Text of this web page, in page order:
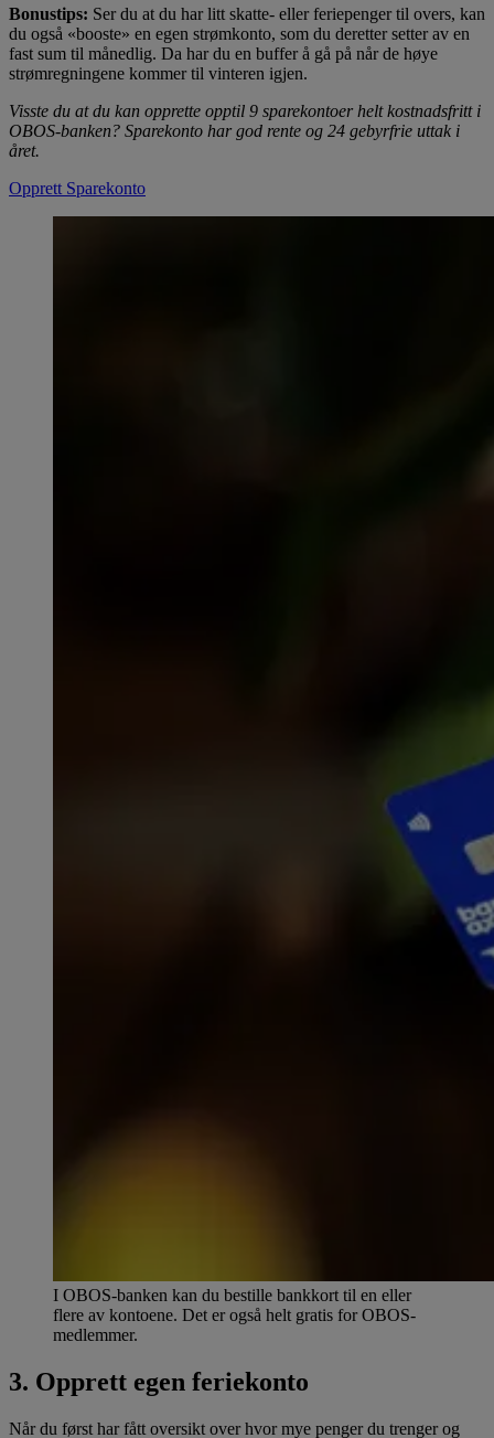
Bonustips: Ser du at du har litt skatte- eller feriepenger til overs, kan
du også «booste» en egen strømkonto, som du deretter setter av en
fast sum til månedlig. Da har du en buffer å gå på når de høye
strømregningene kommer til vinteren igjen.
Visste du at du kan opprette opptil 9 sparekontoer helt kostnadsfritt i
OBOS-banken? Sparekonto har god rente og 24 gebyrfrie uttak i
året.
Opprett Sparekonto
I OBOS-banken kan du bestille bankkort til en eller
flere av kontoene. Det er også helt gratis for OBOS-
medlemmer.
3. Opprett egen feriekonto
Når du først har fått oversikt over hvor mye penger du trenger og